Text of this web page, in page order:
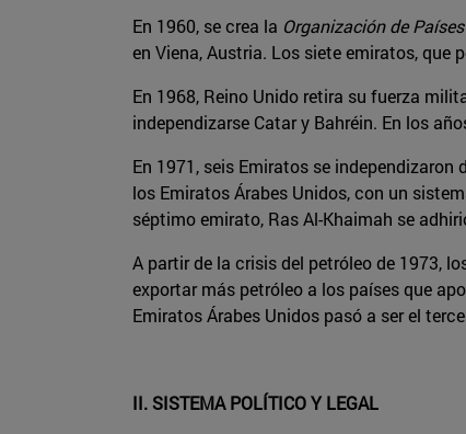
En 1960, se crea la Organización de
en Viena, Austria. Los siete emiratos, que
En 1968, Reino Unido retira su fuerza
independizarse Catar y Bahréin. En los
En 1971, seis Emiratos se
los Emiratos Árabes Unidos, con un
séptimo emirato, Ras Al-Khaimah se
A partir de la crisis del petróleo de 1973,
exportar más petróleo a los países que
Emiratos Árabes Unidos pasó a ser el
II. SISTEMA POLÍTICO Y LEGAL